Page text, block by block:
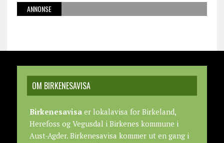
ANNONSE
OM BIRKENESAVISA
Birkenesavisaer lokalavisa for Birkeland,
Herefoss og Vegusdal i Birkenes kommune i
Aust-Agder. Birkenesavisa kommer ut en gang i